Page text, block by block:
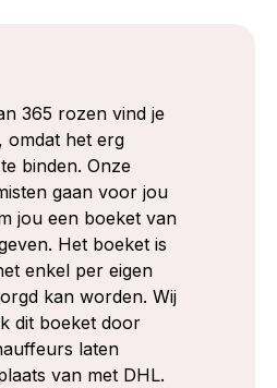
365 rozen vind je
omdat het erg
binden. Onze
gaan voor jou
jou een boeket van
Het boeket is
enkel per eigen
kan worden. Wij
dit boeket door
laten
van met DHL.